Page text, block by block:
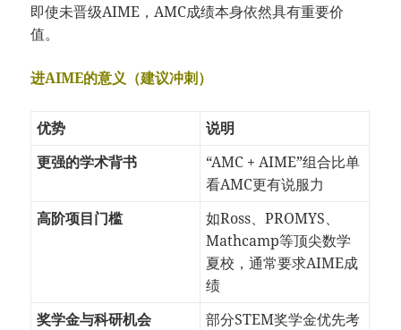
即使未晋级AIME，AMC成绩本身依然具有重要价
值。
进AIME的意义（建议冲刺）
优势
说明
更强的学术背书
“AMC + AIME”组合比单
看AMC更有说服力
高阶项目门槛
如Ross、PROMYS、
Mathcamp等顶尖数学
夏校，通常要求AIME成
绩
奖学金与科研机会
部分STEM奖学金优先考